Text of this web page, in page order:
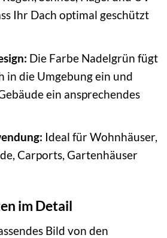
Ihr Dach optimal geschützt
Die Farbe Nadelgrün fügt
in die Umgebung ein und
ein ansprechendes
Ideal für Wohnhäuser,
Carports, Gartenhäuser
im Detail
Bild von den